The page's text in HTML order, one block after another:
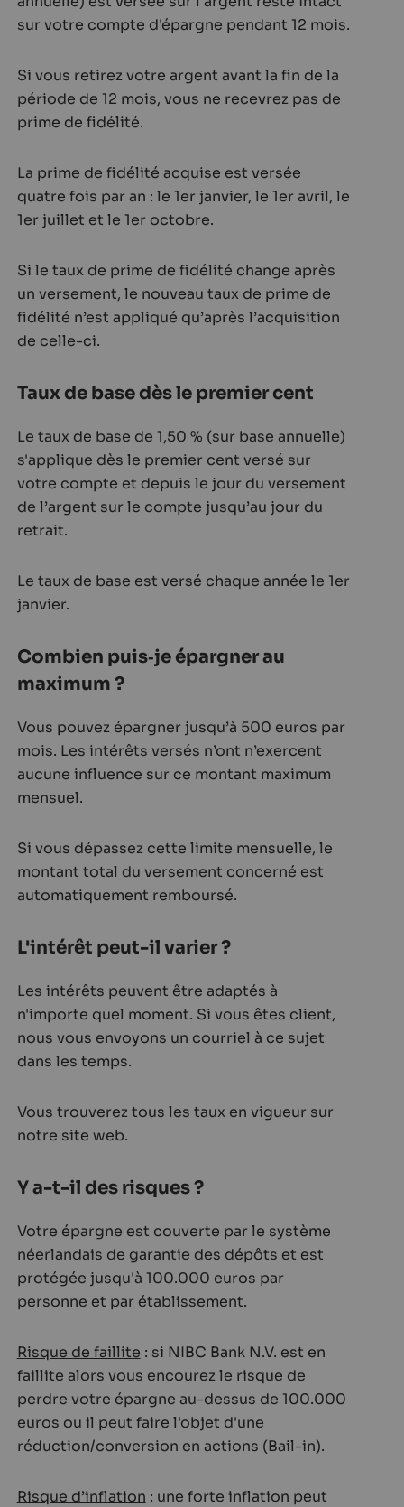
sur votre compte d'épargne pendant 12 mois.
Si vous retirez votre argent avant la fin de la
période de 12 mois, vous ne recevrez pas de
prime de fidélité.
La prime de fidélité acquise est versée
quatre fois par an : le 1er janvier, le 1er avril, le
1er juillet et le 1er octobre.
Si le taux de prime de fidélité change après
un versement, le nouveau taux de prime de
fidélité n’est appliqué qu’après l’acquisition
de celle-ci.
Taux de base dès le premier cent
Le taux de base de 1,50 % (sur base annuelle)
s'applique dès le premier cent versé sur
votre compte et depuis le jour du versement
de l’argent sur le compte jusqu’au jour du
retrait.
Le taux de base est versé chaque année le 1er
janvier.
Combien puis‑je épargner au
maximum ?
Vous pouvez épargner jusqu’à 500 euros par
mois. Les intérêts versés n’ont n’exercent
aucune influence sur ce montant maximum
mensuel.
Si vous dépassez cette limite mensuelle, le
montant total du versement concerné est
automatiquement remboursé.
L'intérêt peut-il varier ?
Les intérêts peuvent être adaptés à
n'importe quel moment. Si vous êtes client,
nous vous envoyons un courriel à ce sujet
dans les temps.
Vous trouverez tous les taux en vigueur sur
notre site web.
Y a-t-il des risques ?
Votre épargne est couverte par le système
néerlandais de garantie des dépôts et est
protégée jusqu'à 100.000 euros par
personne et par établissement.
Risque de faillite : si NIBC Bank N.V. est en
faillite alors vous encourez le risque de
perdre votre épargne au-dessus de 100.000
euros ou il peut faire l'objet d'une
réduction/conversion en actions (Bail-in).
Risque d’inflation : une forte inflation peut